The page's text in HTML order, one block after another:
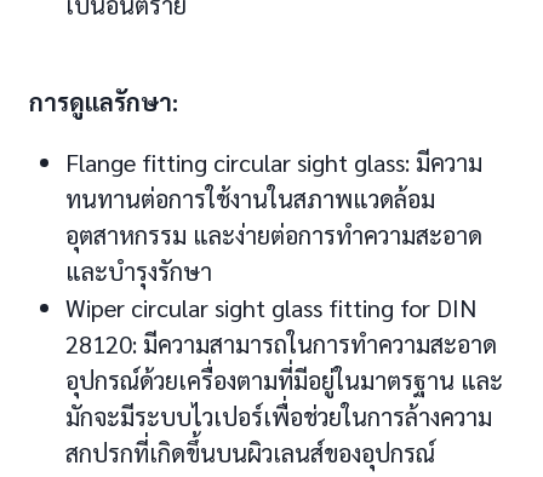
การดูแลรักษา:
Flange fitting circular sight glass: มีความ
ทนทานต่อการใช้งานในสภาพแวดล้อม
อุตสาหกรรม และง่ายต่อการทำความสะอาด
และบำรุงรักษา
Wiper circular sight glass fitting for DIN
28120: มีความสามารถในการทำความสะอาด
อุปกรณ์ด้วยเครื่องตามที่มีอยู่ในมาตรฐาน และ
มักจะมีระบบไวเปอร์เพื่อช่วยในการล้างความ
สกปรกที่เกิดขึ้นบนผิวเลนส์ของอุปกรณ์